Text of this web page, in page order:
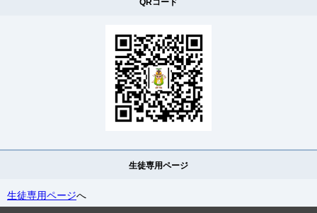
QRコード
生徒専用ページ
生徒専用ページへ